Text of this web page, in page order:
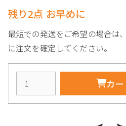
残り2点 お早めに
最短での発送をご希望の場合は
に注文を確定してください。
カ